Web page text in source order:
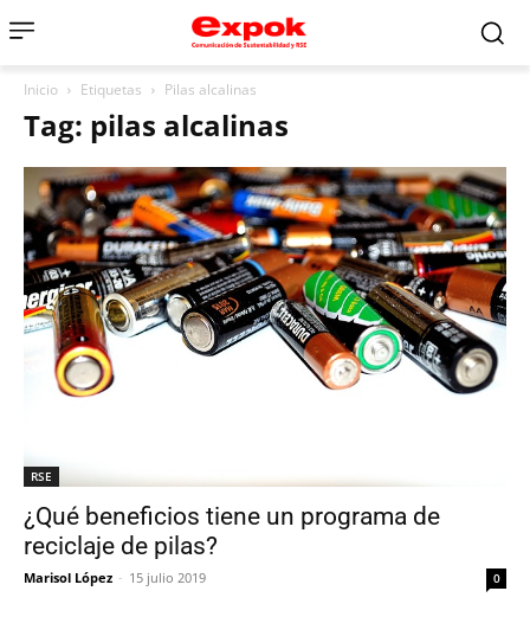
Inicio Etiquetas Pilas alcalinas
Tag: pilas alcalinas
RSE
¿Qué beneficios tiene un programa de
reciclaje de pilas?
Marisol López - 15 julio 2019 0